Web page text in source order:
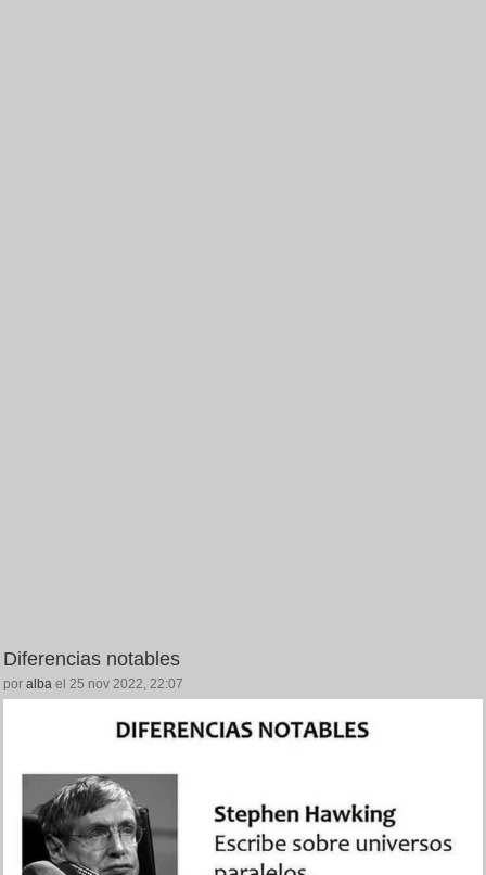
Diferencias notables
por alba el 25 nov 2022, 22:07